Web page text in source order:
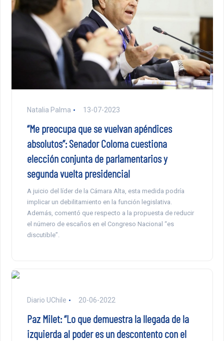
Natalia Palma 13-07-2023
“Me preocupa que se vuelvan apéndices
absolutos”: Senador Coloma cuestiona
elección conjunta de parlamentarios y
segunda vuelta presidencial
A juicio del líder de la Cámara Alta, esta medida podría
implicar un debilitamiento en la función legislativa.
Además, comentó que respecto a la propuesta de reducir
el número de escaños en el Congreso Nacional “es
discutible”.
Diario UChile 20-06-2022
Paz Milet: “Lo que demuestra la llegada de la
izquierda al poder es un descontento con el